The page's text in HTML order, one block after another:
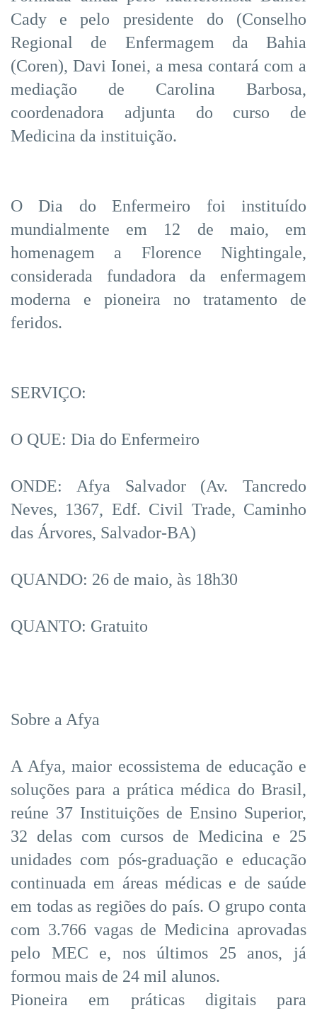
Cady e pelo presidente do (Conselho
Regional de Enfermagem da Bahia
(Coren), Davi Ionei, a mesa contará com a
mediação de Carolina Barbosa,
coordenadora adjunta do curso de
Medicina da instituição.
O Dia do Enfermeiro foi instituído
mundialmente em 12 de maio, em
homenagem a Florence Nightingale,
considerada fundadora da enfermagem
moderna e pioneira no tratamento de
feridos.
SERVIÇO:
O QUE: Dia do Enfermeiro
ONDE: Afya Salvador (Av. Tancredo
Neves, 1367, Edf. Civil Trade, Caminho
das Árvores, Salvador-BA)
QUANDO: 26 de maio, às 18h30
QUANTO: Gratuito
Sobre a Afya
A Afya, maior ecossistema de educação e
soluções para a prática médica do Brasil,
reúne 37 Instituições de Ensino Superior,
32 delas com cursos de Medicina e 25
unidades com pós-graduação e educação
continuada em áreas médicas e de saúde
em todas as regiões do país. O grupo conta
com 3.766 vagas de Medicina aprovadas
pelo MEC e, nos últimos 25 anos, já
formou mais de 24 mil alunos.
Pioneira em práticas digitais para